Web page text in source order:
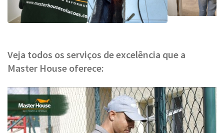
Veja todos os serviços de excelência que a
Master House oferece: